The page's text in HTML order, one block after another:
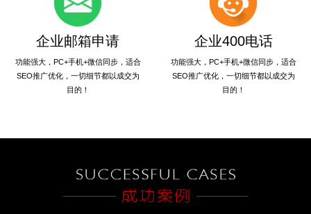
企业邮箱申请
功能强大，PC+手机+微信同步，适合
SEO推广优化，一切细节都以成交为
目的！
企业400电话
功能强大，PC+手机+微信同步，适合
SEO推广优化，一切细节都以成交为
目的！